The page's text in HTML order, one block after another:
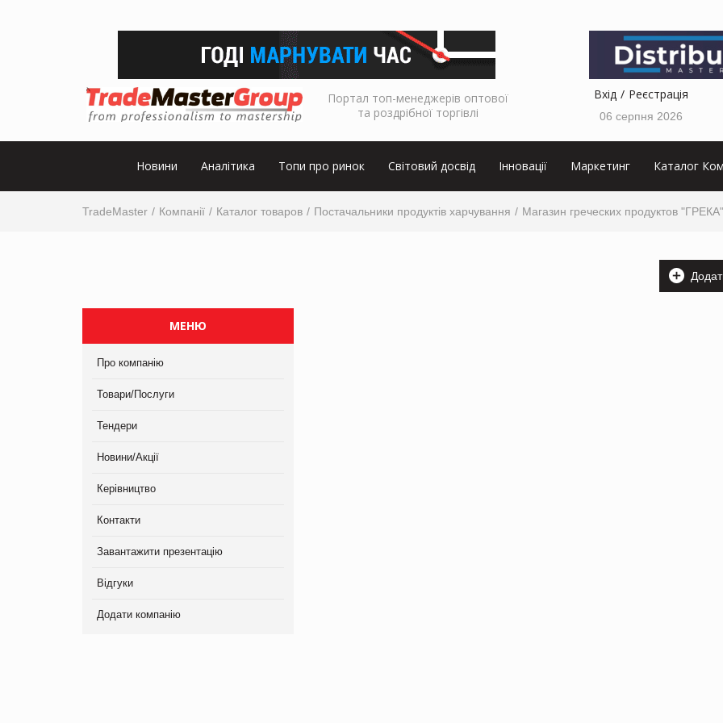
Портал топ-менеджерів оптової
та роздрібної торгівлі
Вхід Реєстрація
06 серпня 2026
Новини Аналітика Топи про ринок Світовий досвід Інновації Маркетинг Каталог
TradeMaster Компанії Каталог товаров Постачальники продуктів харчування Магазин греческих продуктов "ГРЕКА"
МЕНЮ
Про компанію
Товари/Послуги
Тендери
Новини/Акції
Керівництво
Контакти
Завантажити презентацію
Відгуки
Додати компанію